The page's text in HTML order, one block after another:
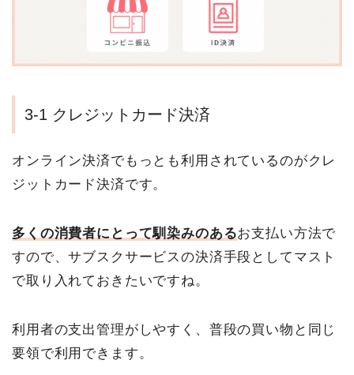
3-1 クレジットカード決済
オンライン決済でもっとも利用されているのがクレ
ジットカード決済です。
多くの消費者にとって馴染みのあるお支払い方法で
すので、サブスクサービスの決済手段としてマスト
で取り入れておきたいですね。
利用者の支出管理がしやすく、普段の買い物と同じ
要領で利用できます。